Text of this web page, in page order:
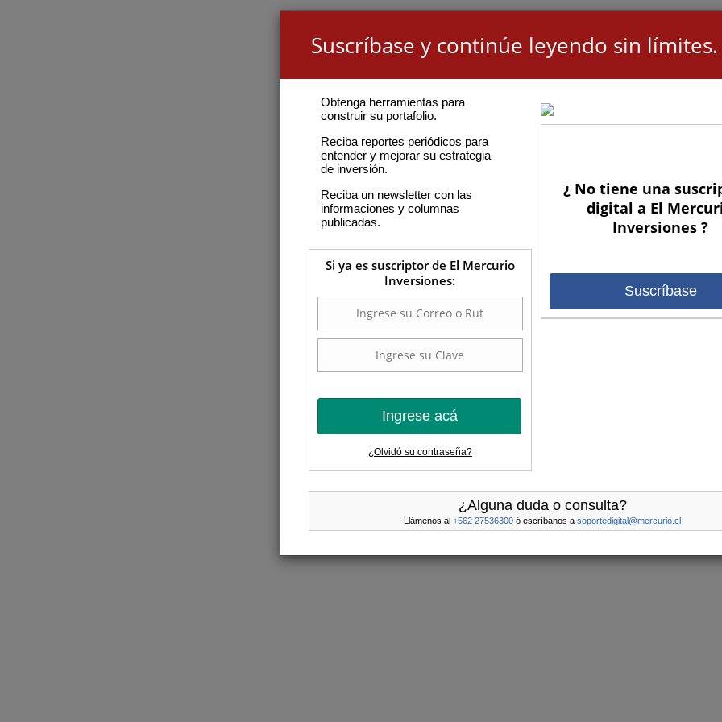
Suscríbase y continúe leyendo sin límites.
Obtenga herramientas para
construir su portafolio.
Reciba reportes periódicos para
entender y mejorar su estrategia
de inversión.
Reciba un newsletter con las
informaciones y columnas
publicadas.
Si ya es suscriptor de El Mercurio
Inversiones:
Ingrese acá
¿Olvidó su contraseña?
¿ No tiene una
digital a El
Inversiones ?
Suscríbase
¿Alguna duda o consulta?
Llámenos al +562 27536300 ó escríbanos a soportedigital@mercurio.cl